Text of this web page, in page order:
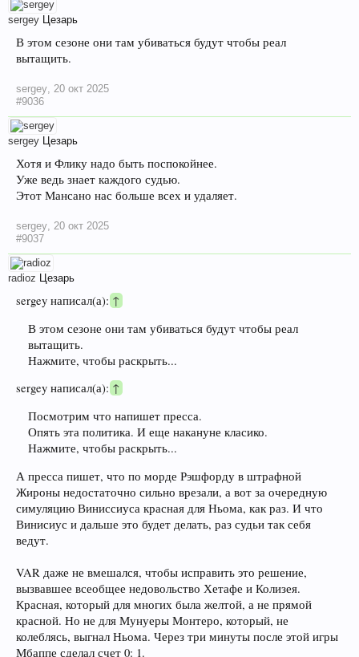
sergey Цезарь
В этом сезоне они там убиваться будут чтобы реал
вытащить.
sergey 20 окт 2025
#9036
sergey Цезарь
Хотя и Флику надо быть поспокойнее.
Уже ведь знает каждого судью.
Этот Мансано нас больше всех и удаляет.
sergey 20 окт 2025
#9037
radioz Цезарь
sergey написал(а):↑
В этом сезоне они там убиваться будут чтобы реал
вытащить.
Нажмите, чтобы раскрыть...
sergey написал(а): ↑
Посмотрим что напишет пресса.
Опять эта политика. И еще накануне класико.
Нажмите, чтобы раскрыть...
А пресса пишет, что по морде Рэшфорду в штрафной
Жироны недостаточно сильно врезали, а вот за очередную
симуляцию Виниссиуса красная для Ньома, как раз. И что
Винисиус и дальше это будет делать, раз судьи так себя
ведут.
VAR даже не вмешался, чтобы исправить это решение,
вызвавшее всеобщее недовольство Хетафе и Колизея.
Красная, который для многих была желтой, а не прямой
красной. Но не для Мунуеры Монтеро, который, не
колеблясь, выгнал Ньома. Через три минуты после этой игры
Мбаппе сделал счет 0: 1.